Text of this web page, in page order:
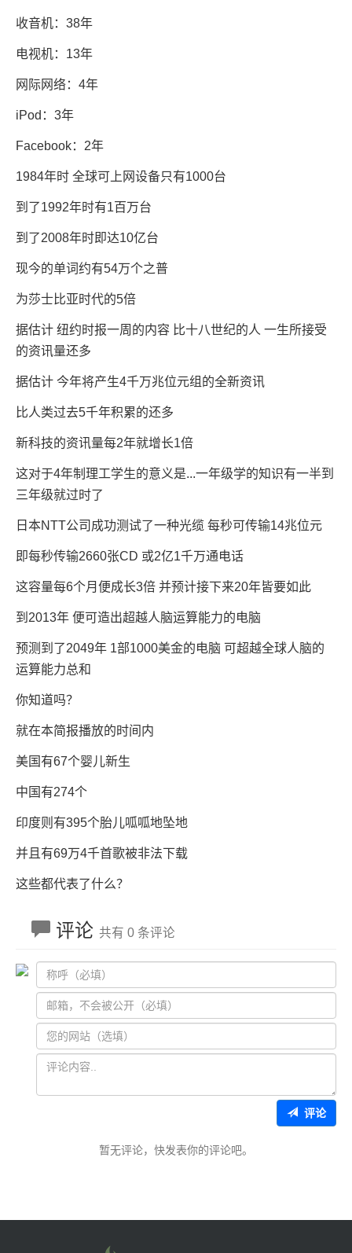
收音机：38年
电视机：13年
网际网络：4年
iPod：3年
Facebook：2年
1984年时 全球可上网设备只有1000台
到了1992年时有1百万台
到了2008年时即达10亿台
现今的单词约有54万个之普
为莎士比亚时代的5倍
据估计 纽约时报一周的内容 比十八世纪的人 一生所接受
的资讯量还多
据估计 今年将产生4千万兆位元组的全新资讯
比人类过去5千年积累的还多
新科技的资讯量每2年就增长1倍
这对于4年制理工学生的意义是...一年级学的知识有一半到
三年级就过时了
日本NTT公司成功测试了一种光缆 每秒可传输14兆位元
即每秒传输2660张CD 或2亿1千万通电话
这容量每6个月便成长3倍 并预计接下来20年皆要如此
到2013年 便可造出超越人脑运算能力的电脑
预测到了2049年 1部1000美金的电脑 可超越全球人脑的
运算能力总和
你知道吗？
就在本简报播放的时间内
美国有67个婴儿新生
中国有274个
印度则有395个胎儿呱呱地坠地
并且有69万4千首歌被非法下载
这些都代表了什么？
评论 共有 0 条评论
评论
暂无评论，快发表你的评论吧。